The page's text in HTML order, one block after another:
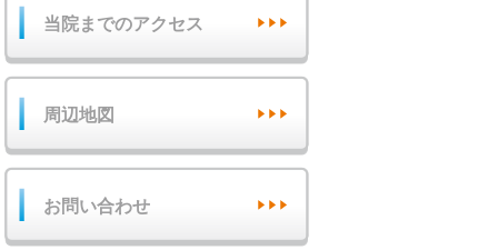
当院までのアクセス
周辺地図
お問い合わせ